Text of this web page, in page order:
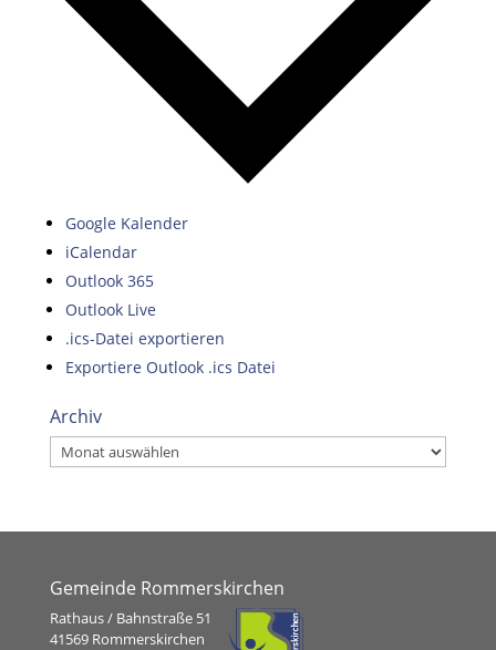
Google Kalender
iCalendar
Outlook 365
Outlook Live
.ics-Datei exportieren
Exportiere Outlook .ics Datei
Archiv
Archiv
Gemeinde Rommerskirchen
Rathaus / Bahnstraße 51
41569 Rommerskirchen